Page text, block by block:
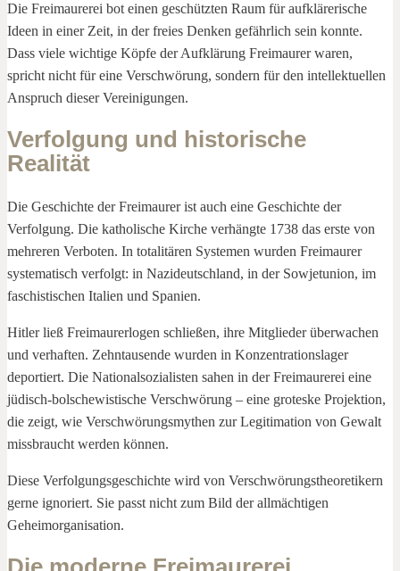
Die Freimaurerei bot einen geschützten Raum für aufklärerische
Ideen in einer Zeit, in der freies Denken gefährlich sein konnte.
Dass viele wichtige Köpfe der Aufklärung Freimaurer waren,
spricht nicht für eine Verschwörung, sondern für den intellektuellen
Anspruch dieser Vereinigungen.
Verfolgung und historische
Realität
Die Geschichte der Freimaurer ist auch eine Geschichte der
Verfolgung. Die katholische Kirche verhängte 1738 das erste von
mehreren Verboten. In totalitären Systemen wurden Freimaurer
systematisch verfolgt: in Nazideutschland, in der Sowjetunion, im
faschistischen Italien und Spanien.
Hitler ließ Freimaurerlogen schließen, ihre Mitglieder überwachen
und verhaften. Zehntausende wurden in Konzentrationslager
deportiert. Die Nationalsozialisten sahen in der Freimaurerei eine
jüdisch-bolschewistische Verschwörung – eine groteske Projektion,
die zeigt, wie Verschwörungsmythen zur Legitimation von Gewalt
missbraucht werden können.
Diese Verfolgungsgeschichte wird von Verschwörungstheoretikern
gerne ignoriert. Sie passt nicht zum Bild der allmächtigen
Geheimorganisation.